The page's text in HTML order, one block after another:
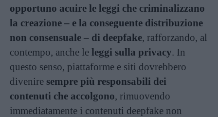
opportuno acuire le leggi che criminalizzano
la creazione – e la conseguente distribuzione
non consensuale – di deepfake, rafforzando, al
contempo, anche le leggi sulla privacy. In
questo senso, piattaforme e siti dovrebbero
divenire sempre più responsabili dei
contenuti che accolgono, rimuovendo
immediatamente i contenuti deepfake non